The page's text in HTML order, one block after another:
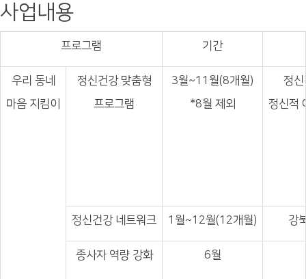
사업내용
프로그램 기간
우리 동네
마음 지킴이
정신건강 맞춤형
프로그램
3월~11월(8개월)
*8월 제외
정
정신적
정신건강 네트워크 1월~12월(12개월) 강
종사자 역량 강화 6월